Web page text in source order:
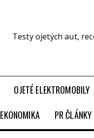
Testy ojetých aut,
OJETÉ ELEKTROMOBILY
EKONOMIKA PR ČLÁNKY